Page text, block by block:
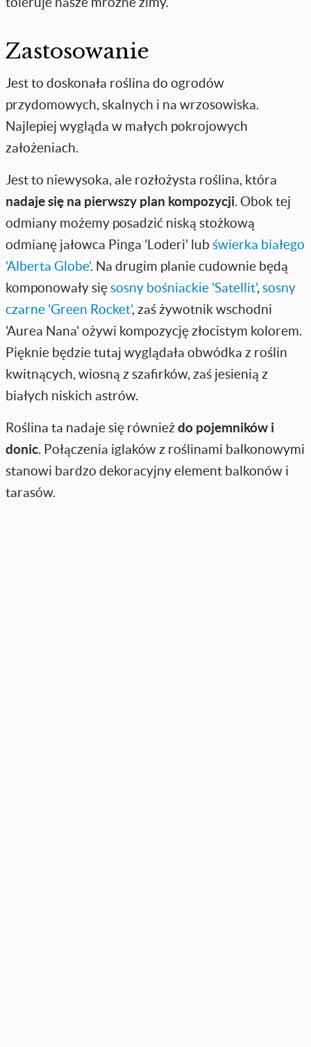
Zastosowanie
Jest to doskonała roślina do ogrodów
przydomowych, skalnych i na wrzosowiska.
Najlepiej wygląda w małych pokrojowych
założeniach.
Jest to niewysoka, ale rozłożysta roślina, która
nadaje się na pierwszy plan kompozycji. Obok tej
odmiany możemy posadzić niską stożkową
odmianę jałowca Pinga 'Loderi' lub świerka białego
'Alberta Globe'. Na drugim planie cudownie będą
komponowały sięsosny bośniackie 'Satellit', sosny
czarne 'Green Rocket', zaś żywotnik wschodni
'Aurea Nana' ożywi kompozycję złocistym kolorem.
Pięknie będzie tutaj wyglądała obwódka z roślin
kwitnących, wiosną z szafirków, zaś jesienią z
białych niskich astrów.
Roślina ta nadaje się również do pojemników i
donic. Połączenia iglaków z roślinami balkonowymi
stanowi bardzo dekoracyjny element balkonów i
tarasów.